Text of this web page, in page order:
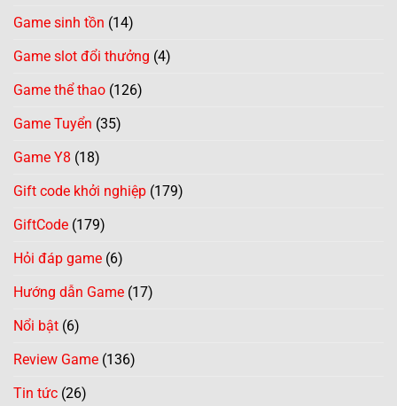
Game sinh tồn (14)
Game slot đổi thưởng (4)
Game thể thao (126)
Game Tuyển (35)
Game Y8 (18)
Gift code khởi nghiệp (179)
GiftCode (179)
Hỏi đáp game (6)
Hướng dẫn Game (17)
Nổi bật (6)
Review Game (136)
Tin tức (26)